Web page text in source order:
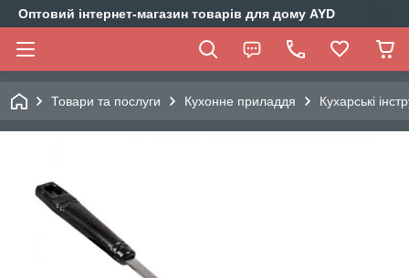
Оптовий інтернет-магазин товарів для дому AYD
Товари та послуги Кухонне приладдя Кухарські